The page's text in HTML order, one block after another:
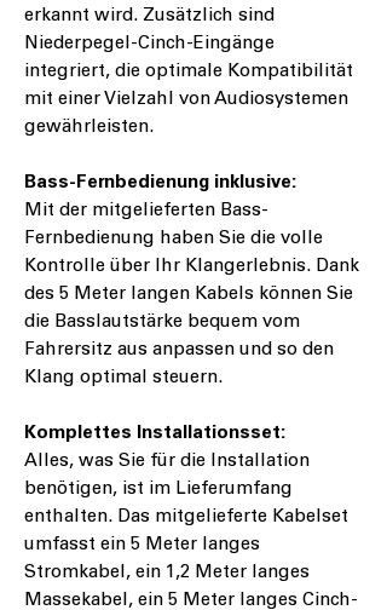
erkannt wird. Zusätzlich sind
Niederpegel-Cinch-Eingänge
integriert, die optimale Kompatibilität
mit einer Vielzahl von Audiosystemen
gewährleisten.
Bass-Fernbedienung inklusive:
Mit der mitgelieferten Bass-
Fernbedienung haben Sie die volle
Kontrolle über Ihr Klangerlebnis. Dank
des 5 Meter langen Kabels können Sie
die Basslautstärke bequem vom
Fahrersitz aus anpassen und so den
Klang optimal steuern.
Komplettes Installationsset:
Alles, was Sie für die Installation
benötigen, ist im Lieferumfang
enthalten. Das mitgelieferte Kabelset
umfasst ein 5 Meter langes
Stromkabel, ein 1,2 Meter langes
Massekabel, ein 5 Meter langes Cinch-